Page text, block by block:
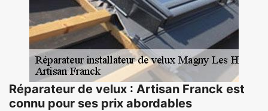
Réparateur de velux : Artisan Franck est
connu pour ses prix abordables